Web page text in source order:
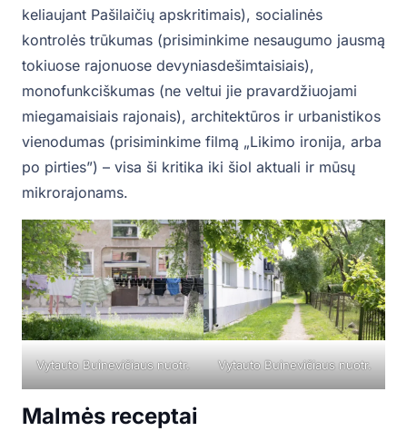
keliaujant Pašilaičių apskritimais), socialinės
kontrolės trūkumas (prisiminkime nesaugumo jausmą
tokiuose rajonuose devyniasdešimtaisiais),
monofunkciškumas (ne veltui jie pravardžiuojami
miegamaisiais rajonais), architektūros ir urbanistikos
vienodumas (prisiminkime filmą „Likimo ironija, arba
po pirties”) – visa ši kritika iki šiol aktuali ir mūsų
mikrorajonams.
Vytauto Buinevičiaus nuotr. Vytauto Buinevičiaus nuotr.
Malmės receptai